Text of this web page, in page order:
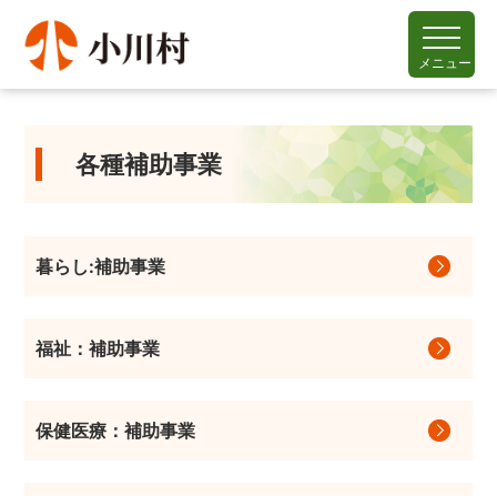
メニュー
各種補助事業
暮らし:補助事業
福祉：補助事業
保健医療：補助事業